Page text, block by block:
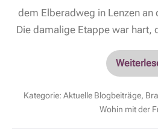
dem Elberadweg in Lenzen
Die damalige Etappe war
Kategorie: Aktuelle Blogbeiträge,
Wohin mit der